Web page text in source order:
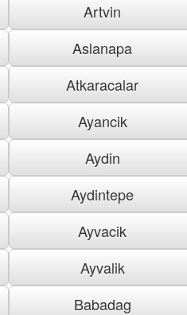
Artvin
Aslanapa
Atkaracalar
Ayancik
Aydin
Aydintepe
Ayvacik
Ayvalik
Babadag